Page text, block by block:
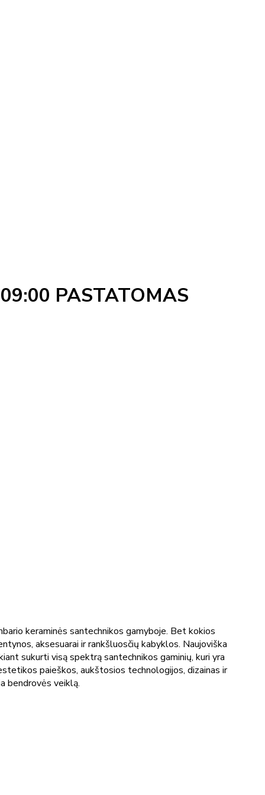
PASTATOMAS
keraminės santechnikos gamyboje. Bet kokios
aksesuarai ir rankšluosčių kabyklos. Naujoviška
sukurti visą spektrą santechnikos gaminių, kuri yra
paieškos, aukštosios technologijos, dizainas ir
bendrovės veiklą.